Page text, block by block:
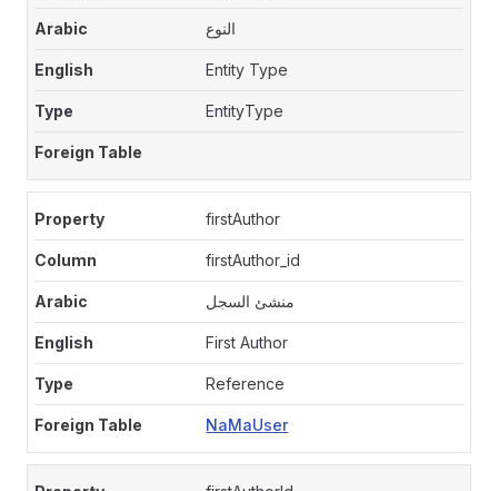
النوع
Entity Type
EntityType
firstAuthor
firstAuthor_id
منشئ السجل
First Author
Reference
NaMaUser